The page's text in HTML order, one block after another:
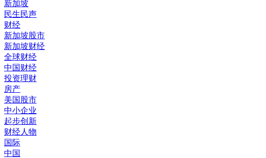
新加坡
民生民声
财经
新加坡股市
新加坡财经
全球财经
中国财经
投资理财
房产
美国股市
中小企业
起步创新
财经人物
国际
中国